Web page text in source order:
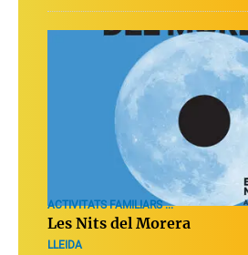
ACTIVITATS FAMILIARS ...
Les Nits del Morera
LLEIDA